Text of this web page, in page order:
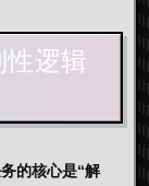
逻辑
的核心是“解